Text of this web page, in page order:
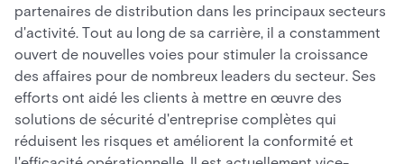
partenaires de distribution dans les principaux secteurs
d'activité. Tout au long de sa carrière, il a constamment
ouvert de nouvelles voies pour stimuler la croissance
des affaires pour de nombreux leaders du secteur. Ses
efforts ont aidé les clients à mettre en œuvre des
solutions de sécurité d'entreprise complètes qui
réduisent les risques et améliorent la conformité et